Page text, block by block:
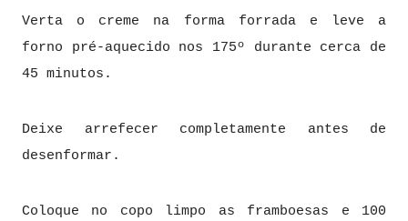
Verta o creme na forma forrada e leve a
forno pré-aquecido nos 175º durante cerca de
45 minutos.
Deixe arrefecer completamente antes de
desenformar.
Coloque no copo limpo as framboesas e 100